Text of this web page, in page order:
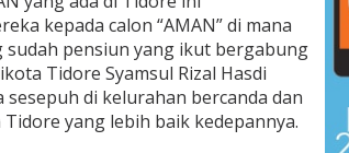
kepada calon “AMAN” di mana
pensiun yang ikut bergabung
Tidore Syamsul Rizal Hasdi
sesepuh di kelurahan bercanda dan
yang lebih baik kedepannya.